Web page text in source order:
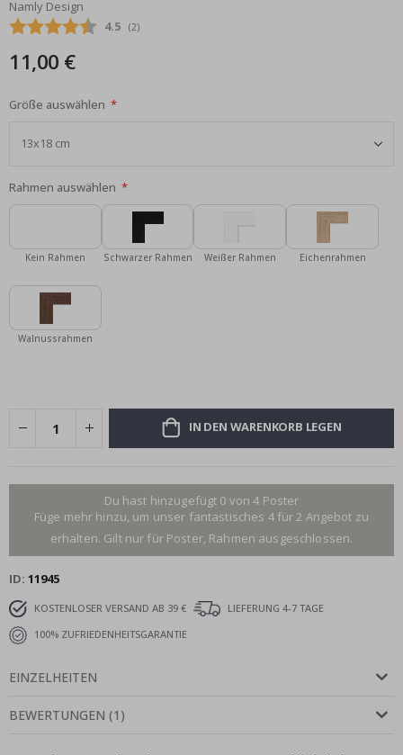
Bildgalerie
springen
Namly Design
Durchschnittliche Bewertung:
4.5 (abgegebene bewertungen:
2)
11,00 €
Größe auswählen
Rahmen auswählen
Kein Rahmen Schwarzer Rahmen Weißer Rahmen Eichenrahmen
Walnussrahmen
IN DEN WARENKORB LEGEN
Du hast hinzugefügt 0 von 4 Poster
Füge mehr hinzu, um unser fantastisches 4 für 2 Angebot zu
erhalten. Gilt nur für Poster, Rahmen ausgeschlossen.
ID 11945
KOSTENLOSER VERSAND AB 39 €
LIEFERUNG 4-7 TAGE
100% ZUFRIEDENHEITSGARANTIE
EINZELHEITEN
BEWERTUNGEN (1 )